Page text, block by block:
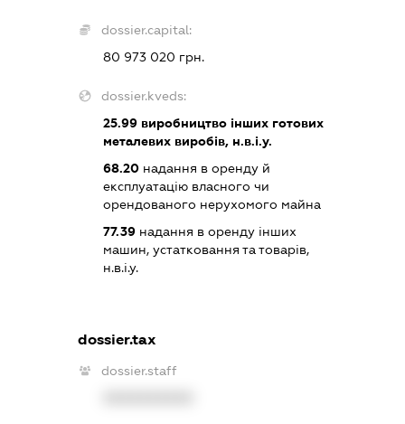
dossier.capital:
80 973 020 грн.
dossier.kveds:
25.99 виробництво інших готових
металевих виробів, н.в.і.у.
68.20 надання в оренду й
експлуатацію власного чи
орендованого нерухомого майна
77.39 надання в оренду інших
машин, устатковання та товарів,
н.в.і.у.
dossier.tax
dossier.staff